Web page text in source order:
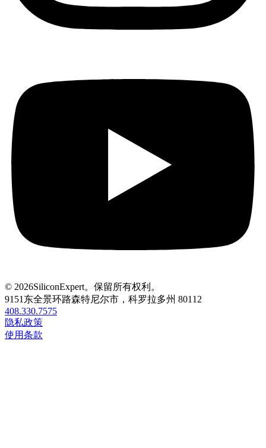
© 2026SiliconExpert。保留所有权利。
9151东全景环路森特尼尔市，科罗拉多州 80112
408.330.7575
隐私政策
使用条款